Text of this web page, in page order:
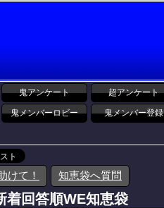
鬼アンケート 超アンケート
鬼メンバーロビー 鬼メンバー登録
けて！ 知恵袋へ質問
着回答順WE知恵袋